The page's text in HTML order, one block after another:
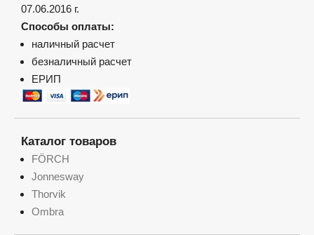
07.06.2016 г.
Способы оплаты:
наличный расчет
безналичный расчет
ЕРИП
Каталог товаров
FÖRCH
Jonnesway
Thorvik
Ombra